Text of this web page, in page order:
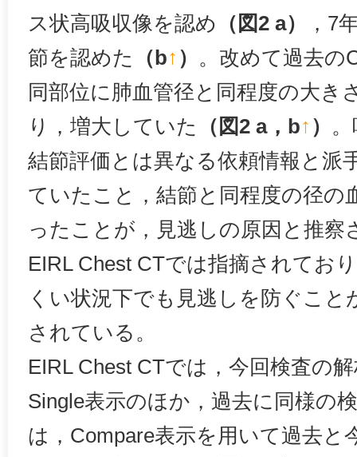
ス状高吸収像を認め （図2 a）
，7
節を認めた
（b↑ ）
。改めて過去の
同部位に肺血管径と同程度の大き
り，増大していた
（図2 a，b↑ ）
結節評価とは異なる依頼情報と派
ていたこと，結節と同程度の径の
ったことが，見逃しの原因と推察
EIRL Chest CTでは指摘されており
くい状況下でも見逃しを防ぐこと
されている。
EIRL Chest CTでは，今回検査の
Single表示のほか，過去に同様の
は，Compare表示を用いて過去と